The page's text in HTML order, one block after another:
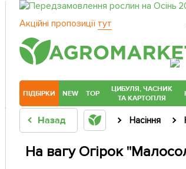
Акційні пропозиції тут
ПІДБІРКИ NEW TOP
ЦИБУЛЯ, ЧАСНИК
ТА КАРТОПЛЯ
Назад Насіння
На вагу Огірок